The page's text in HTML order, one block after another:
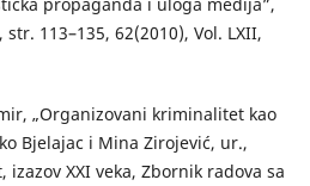
113–135, 62(2010), Vol. LXII,
„Organizovani kriminalitet kao
Bjelajac i Mina Zirojević, ur.,
XXI veka, Zbornik radova sa